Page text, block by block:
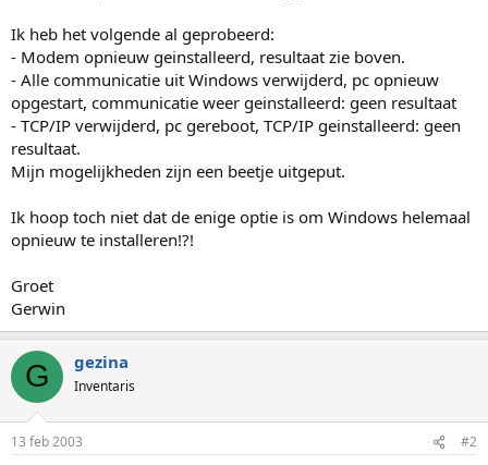
Ik heb het volgende al geprobeerd:
- Modem opnieuw geinstalleerd, resultaat zie boven.
- Alle communicatie uit Windows verwijderd, pc opnieuw
opgestart, communicatie weer geinstalleerd: geen resultaat
- TCP/IP verwijderd, pc gereboot, TCP/IP geinstalleerd: geen
resultaat.
Mijn mogelijkheden zijn een beetje uitgeput.
Ik hoop toch niet dat de enige optie is om Windows helemaal
opnieuw te installeren!?!
Groet
Gerwin
G gezina
Inventaris
13 feb 2003 #2